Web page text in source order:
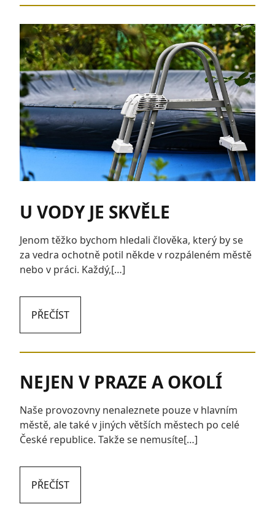
U VODY JE SKVĚLE
Jenom těžko bychom hledali člověka, který by se
za vedra ochotně potil někde v rozpáleném městě
nebo v práci. Každý,[…]
PŘEČÍST
NEJEN V PRAZE A OKOLÍ
Naše provozovny nenaleznete pouze v hlavním
městě, ale také v jiných větších městech po celé
České republice. Takže se nemusíte[…]
PŘEČÍST